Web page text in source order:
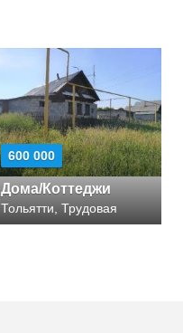
600 000
Дома/Коттеджи
Тольятти, Трудовая